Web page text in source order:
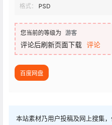
格式：
PSD
您当前的等级为 游客
评论后刷新页面下载 评论
百度网盘
本站素材乃用户投稿及网上搜集